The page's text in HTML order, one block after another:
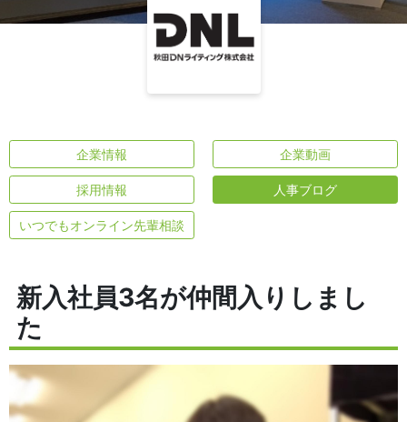
企業情報 企業動画
採用情報 人事ブログ
いつでもオンライン先輩相談
新入社員3名が仲間入りしまし
た